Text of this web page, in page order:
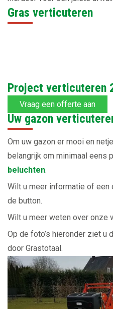
Gras verticuteren
Project verticuteren
Vraag een offerte aan
Uw gazon
Om uw gazon er mooi en
belangrijk om minimaal eens
beluchten.
Wilt u meer informatie of
de button.
Wilt u meer weten over onze
Op de foto’s hieronder ziet u
door Grastotaal.